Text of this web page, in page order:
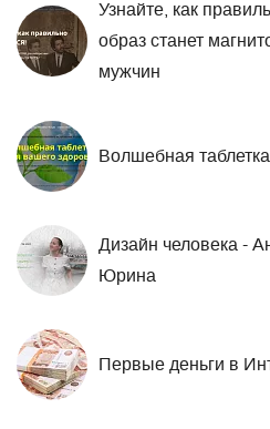
Узнайте, как
образ станет
мужчин
Волшебная
Дизайн человека -
Юрина
Первые деньги в